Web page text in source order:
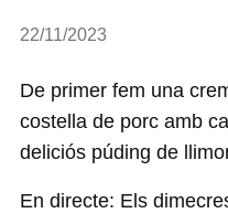
Detalls
22/11/2023
De primer fem una
costella de porc amb
deliciós púding de
En directe: Els